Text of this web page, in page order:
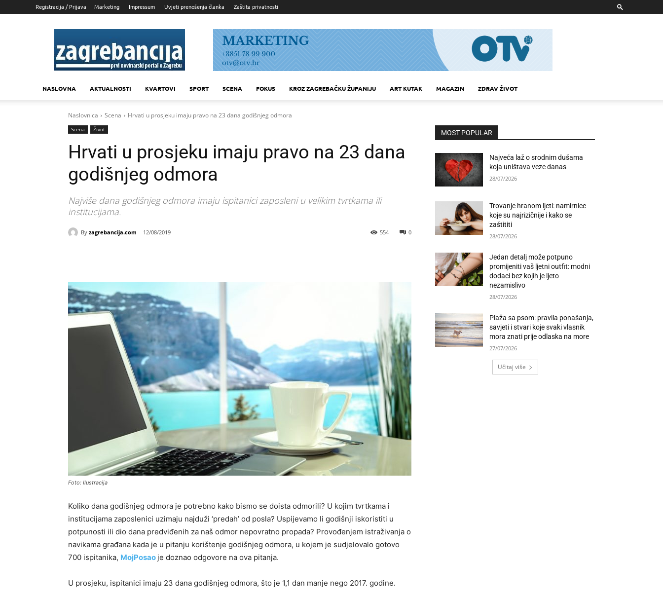
Registracija / Prijava Marketing Impressum Uvjeti prenošenja članka Zaštita privatnosti
Zagrebancija
NASLOVNA AKTUALNOSTI KVARTOVI SPORT SCENA FOKUS KROZ ZAGREBAČKU ŽUPANIJU ART KUTAK MAGAZIN ZDRAV ŽIVOT
Naslovnica Scena Hrvati u prosjeku imaju pravo na 23 dana godišnjeg odmora
Scena Život
Hrvati u prosjeku imaju pravo na 23 dana
godišnjeg odmora
Najviše dana godišnjeg odmora imaju ispitanici zaposleni u velikim tvrtkama ili
institucijama.
By zagrebancija.com 12/08/2019 0
554
Foto: Ilustracija
Koliko dana godišnjeg odmora je potrebno kako bismo se doista odmorili? U kojim tvrtkama i
institucijama zaposlenici uzimaju najduži ‘predah’ od posla? Uspijevamo li godišnji iskoristiti u
potpunosti ili dio dana predviđenih za naš odmor nepovratno propada? Provođenjem istraživanja o
navikama građana kada je u pitanju korištenje godišnjeg odmora, u kojem je sudjelovalo gotovo
700 ispitanika, MojPosao je doznao odgovore na ova pitanja.
U prosjeku, ispitanici imaju 23 dana godišnjeg odmora, što je 1,1 dan manje nego 2017. godine.
MOST POPULAR
Najveća laž o srodnim dušama
koja uništava veze danas
28/07/2026
Trovanje hranom ljeti: namirnice
koje su najrizičnije i kako se
zaštititi
28/07/2026
Jedan detalj može potpuno
promijeniti vaš ljetni outfit: modni
dodaci bez kojih je ljeto
nezamislivo
28/07/2026
Plaža sa psom: pravila ponašanja,
savjeti i stvari koje svaki vlasnik
mora znati prije odlaska na more
27/07/2026
Učitaj više